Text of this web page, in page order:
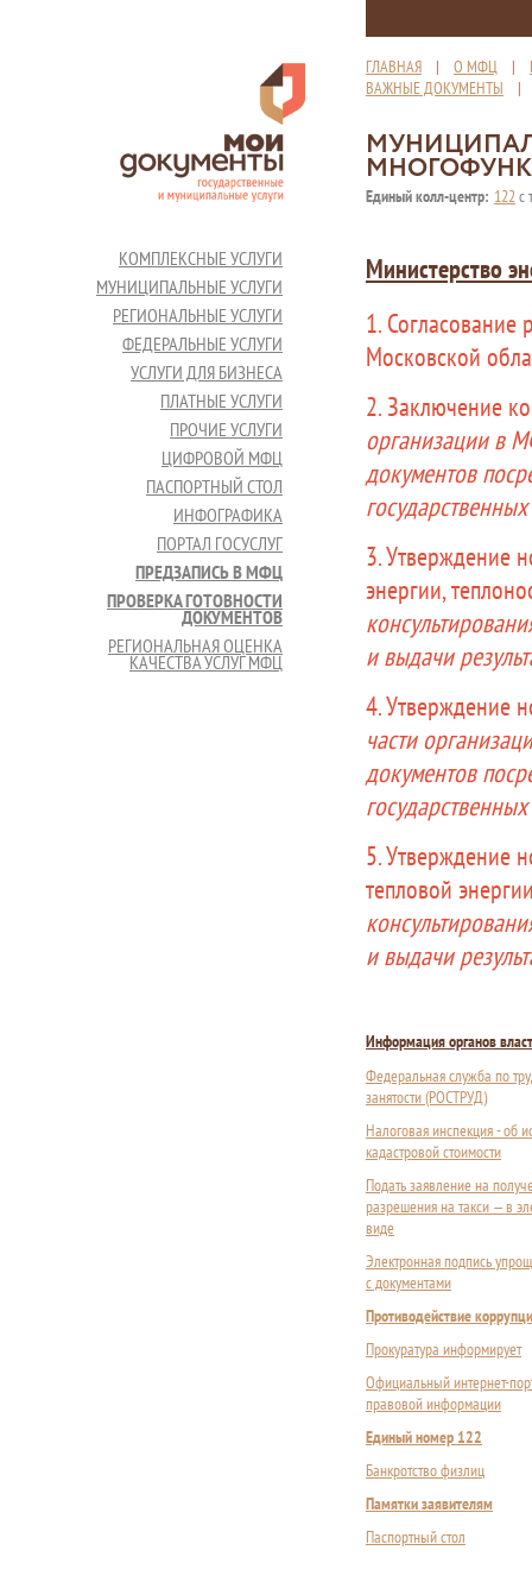
ГЛАВНАЯ | О МФЦ |
ВАЖНЫЕ ДОКУМЕНТЫ
Единый колл-центр: 122с
КОМПЛЕКСНЫЕ УСЛУГИ
МУНИЦИПАЛЬНЫЕ УСЛУГИ
РЕГИОНАЛЬНЫЕ УСЛУГИ
ФЕДЕРАЛЬНЫЕ УСЛУГИ
УСЛУГИ ДЛЯ БИЗНЕСА
ПЛАТНЫЕ УСЛУГИ
ПРОЧИЕ УСЛУГИ
ЦИФРОВОЙ МФЦ
ПАСПОРТНЫЙ СТОЛ
ИНФОГРАФИКА
ПОРТАЛ ГОСУСЛУГ
ПРЕДЗАПИСЬ В МФЦ
ПРОВЕРКА ГОТОВНОСТИ
ДОКУМЕНТОВ
РЕГИОНАЛЬНАЯ ОЦЕНКА
КАЧЕСТВА УСЛУГ МФЦ
Министерство
1. Согласование
Московской
2. Заключение
организации в
документов
государственных
3. Утверждение
энергии,
и выдачи
4. Утверждение
части
документов
государственных
5. Утверждение
тепловой
и выдачи
Информация органов
Федеральная служба по
занятости (РОСТРУД)
Налоговая инспекция - об
кадастровой стоимости
Подать заявление на
разрешения на такси — в
виде
Электронная подпись
с документами
Противодействие
Прокуратура информирует
Официальный интернет-
правовой информации
Единый номер 122
Банкротство физлиц
Памятки заявителям
Паспортный стол